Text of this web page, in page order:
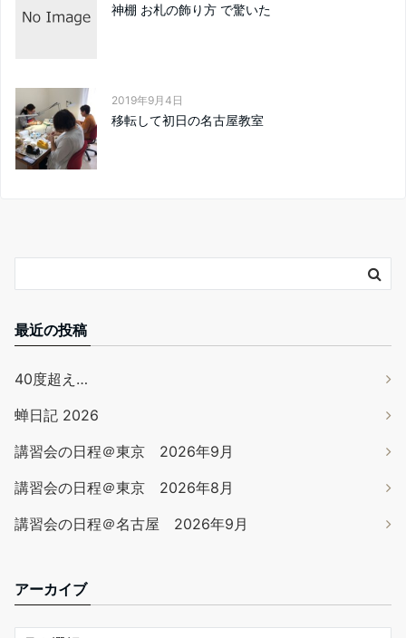
神棚 お札の飾り方 で驚いた
2019年9月4日
移転して初日の名古屋教室
最近の投稿
40度超え…
蝉日記 2026
講習会の日程＠東京 2026年9月
講習会の日程＠東京 2026年8月
講習会の日程＠名古屋 2026年9月
アーカイブ